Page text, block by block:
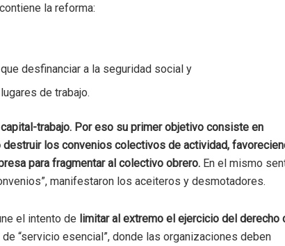
la reforma:
desfinanciar a la seguridad social y
de trabajo.
trabajo. Por eso su primer objetivo consiste en
los convenios colectivos de actividad,
para fragmentar al colectivo obrero. En el mismo
manifestaron los aceiteros y desmotadores.
el intento de limitar al extremo el ejercicio del derecho
“servicio esencial”, donde las organizaciones deben